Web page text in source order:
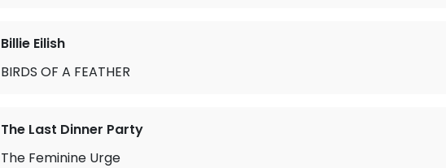
Billie Eilish
BIRDS OF A FEATHER
The Last Dinner Party
The Feminine Urge